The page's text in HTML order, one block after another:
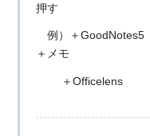
押す
例）＋
＋メモ
＋Officelens